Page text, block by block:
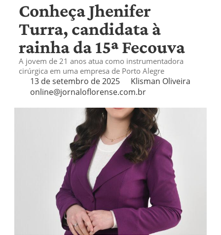
Conheça Jhenifer
Turra, candidata à
rainha da 15ª Fecouva
A jovem de 21 anos atua como instrumentadora
cirúrgica em uma empresa de Porto Alegre
13 de setembro de 2025
Klisman Oliveira
online@jornaloflorense.com.br